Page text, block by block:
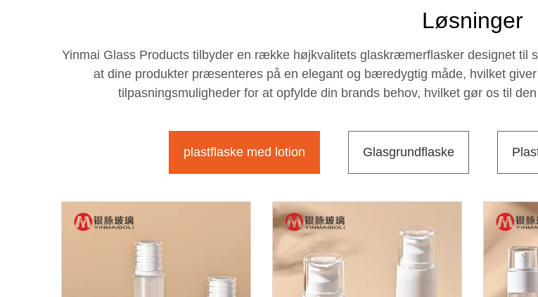
Løsninger
Yinmai Glass Products tilbyder en række højkvalitets glaskræmerflasker designet til
at dine produkter præsenteres på en elegant og bæredygtig måde, hvilket
tilpasningsmuligheder for at opfylde din brands behov, hvilket gør os til
plastflaske med lotion Glasgrundflaske